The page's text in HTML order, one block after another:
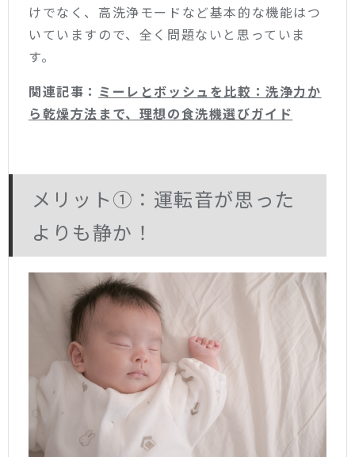
けでなく、高洗浄モードなど基本的な機能はつ
いていますので、全く問題ないと思っていま
す。
関連記事： ミーレとボッシュを比較：洗浄力か
ら乾燥方法まで、理想の食洗機選びガイド
メリット①：運転音が思った
よりも静か！